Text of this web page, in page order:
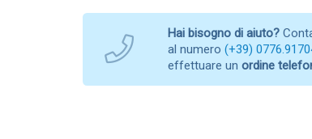
Hai bisogno di aiuto?
al numero (+39)
effettuare un ordine